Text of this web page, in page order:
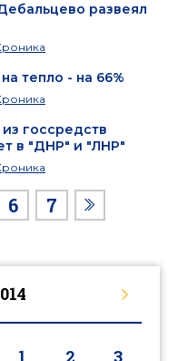
развеял
тепло - на 66%
госсредств
в "ДНР" и "ЛНР"
6 7
1 2
3